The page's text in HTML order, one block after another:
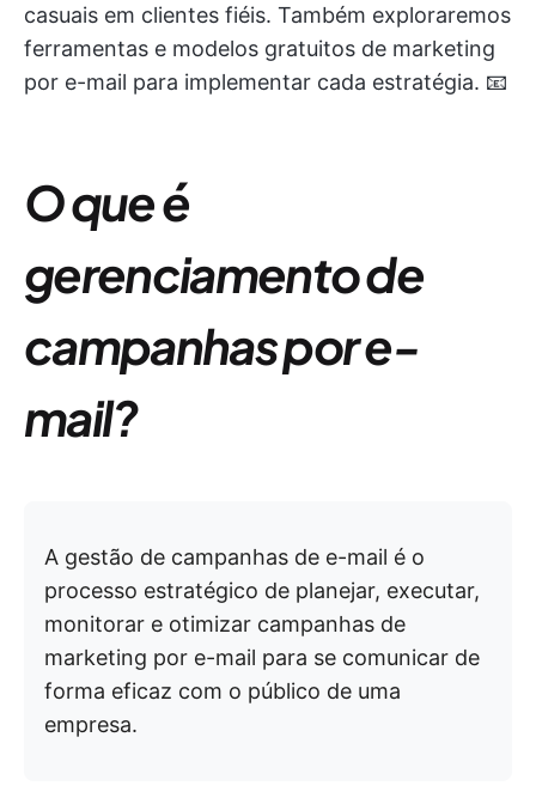
casuais em clientes fiéis. Também exploraremos
ferramentas e modelos gratuitos de marketing
por e-mail para implementar cada estratégia. 📧
O que é
gerenciamento de
campanhas por e-
mail?
A gestão de campanhas de e-mail é o
processo estratégico de planejar, executar,
monitorar e otimizar campanhas de
marketing por e-mail para se comunicar de
forma eficaz com o público de uma
empresa.